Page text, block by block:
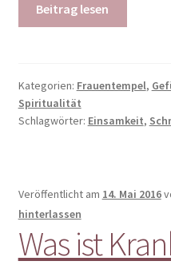
Beitrag lesen
Kategorien: Frauentempel,
Spiritualität
Schlagwörter: Einsamkeit,
Veröffentlicht am 14. Mai 2016
hinterlassen
Was ist